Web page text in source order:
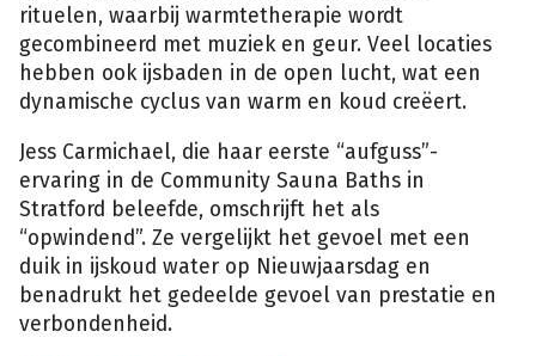
rituelen, waarbij warmtetherapie wordt
gecombineerd met muziek en geur. Veel locaties
hebben ook ijsbaden in de open lucht, wat een
dynamische cyclus van warm en koud creëert.
Jess Carmichael, die haar eerste “aufguss”-
ervaring in de Community Sauna Baths in
Stratford beleefde, omschrijft het als
“opwindend”. Ze vergelijkt het gevoel met een
duik in ijskoud water op Nieuwjaarsdag en
benadrukt het gedeelde gevoel van prestatie en
verbondenheid.